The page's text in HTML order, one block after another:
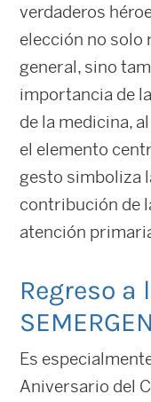
verdaderos
elección no solo
general, sino
importancia de
de la medicina,
el elemento
gesto simboliza
contribución de
atención
Regreso a
SEMERGEN
Es
Aniversario del